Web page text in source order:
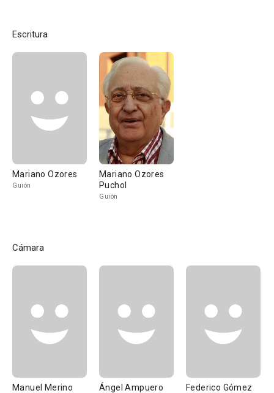
Escritura
Mariano Ozores
Guión
Mariano Ozores
Puchol
Guión
Cámara
Manuel Merino Ángel Ampuero
Federico Gómez